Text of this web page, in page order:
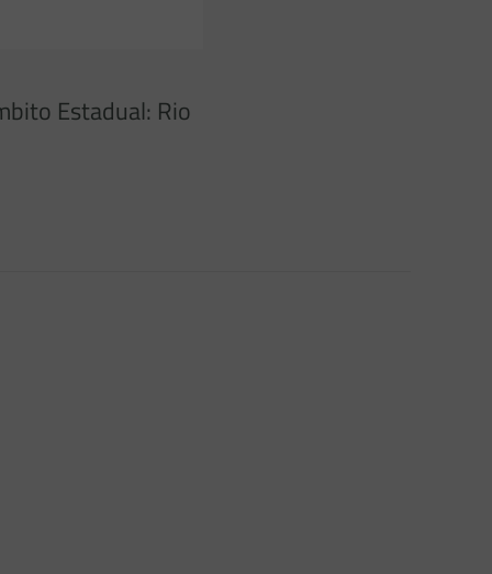
Estadual: Rio